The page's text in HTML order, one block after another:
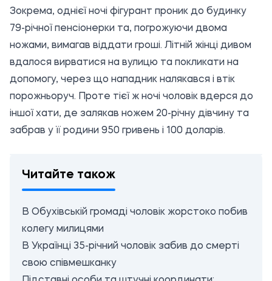
Зокрема, однієї ночі фігурант проник до будинку
79-річної пенсіонерки та, погрожуючи двома
ножами, вимагав віддати гроші. Літній жінці дивом
вдалося вирватися на вулицю та покликати на
допомогу, через що нападник налякався і втік
порожньоруч. Проте тієї ж ночі чоловік вдерся до
іншої хати, де залякав ножем 20-річну дівчину та
забрав у її родини 950 гривень і 100 доларів.
Читайте також
В Обухівській громаді чоловік жорстоко побив
колегу милицями
В Українці 35-річний чоловік забив до смерті
свою співмешканку